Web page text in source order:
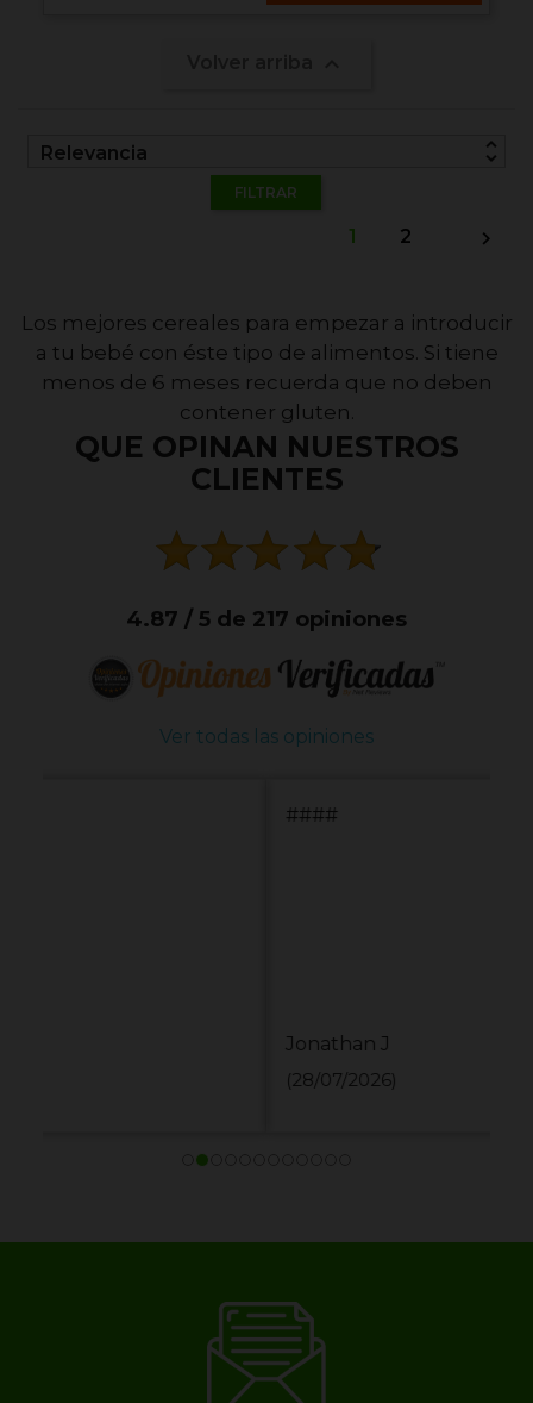
Relevancia unfold_more
FILTRAR
1 2 
Los mejores cereales para empezar a introducir
a tu bebé con éste tipo de alimentos. Si tiene
menos de 6 meses recuerda que no deben
contener gluten.
QUE OPINAN NUESTROS
CLIENTES
4.87 / 5 de 217 opiniones
Ver todas las opiniones